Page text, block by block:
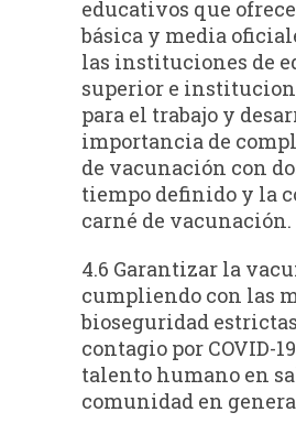
educativos que
básica y media
las instituciones de
superior e
para el trabajo y
importancia de
de vacunación con
tiempo definido y la
carné de vacunación.
4.6 Garantizar la
cumpliendo con las
bioseguridad
contagio por COVID-
talento humano en
comunidad en